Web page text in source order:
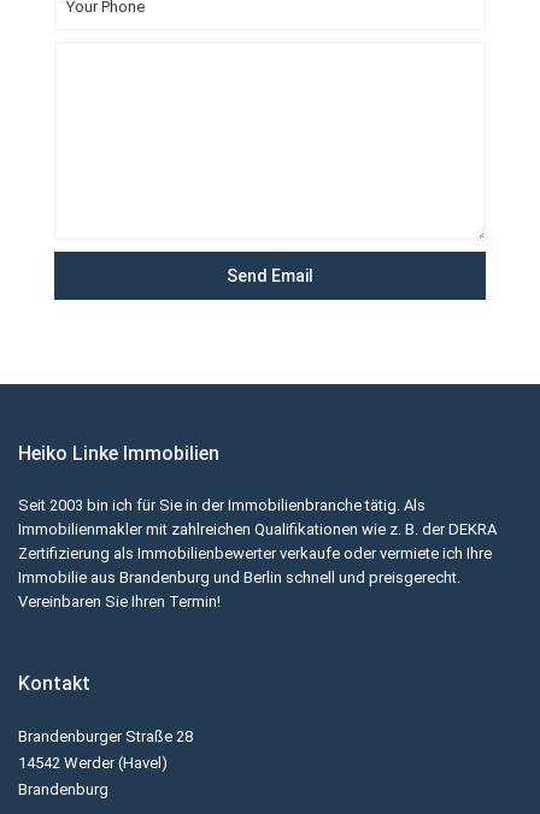
Heiko Linke Immobilien
Seit 2003 bin ich für Sie in der Immobilienbranche tätig. Als
Immobilienmakler mit zahlreichen Qualifikationen wie z. B. der DEKRA
Zertifizierung als Immobilienbewerter verkaufe oder vermiete ich Ihre
Immobilie aus Brandenburg und Berlin schnell und preisgerecht.
Vereinbaren Sie Ihren Termin!
Kontakt
Brandenburger Straße 28
14542 Werder (Havel)
Brandenburg